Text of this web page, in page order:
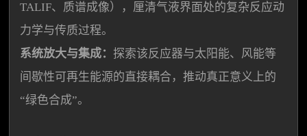
TALIF、质谱成像），厘清气液界面处的复杂反应动
力学与传质过程。
系统放大与集成： 探索该反应器与太阳能、风能等
间歇性可再生能源的直接耦合，推动真正意义上的
“绿色合成”。